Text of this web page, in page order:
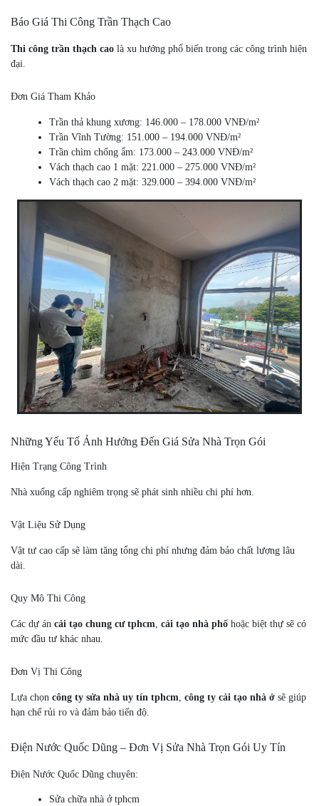
Báo Giá Thi Công Trần Thạch Cao
Thi công trần thạch cao là xu hướng phổ biến trong các công trình hiện
đại.
Đơn Giá Tham Khảo
Trần thả khung xương: 146.000 – 178.000 VNĐ/m²
Trần Vĩnh Tường: 151.000 – 194.000 VNĐ/m²
Trần chìm chống ẩm: 173.000 – 243.000 VNĐ/m²
Vách thạch cao 1 mặt: 221.000 – 275.000 VNĐ/m²
Vách thạch cao 2 mặt: 329.000 – 394.000 VNĐ/m²
Những Yếu Tố Ảnh Hưởng Đến Giá Sửa Nhà Trọn Gói
Hiện Trạng Công Trình
Nhà xuống cấp nghiêm trọng sẽ phát sinh nhiều chi phí hơn.
Vật Liệu Sử Dụng
Vật tư cao cấp sẽ làm tăng tổng chi phí nhưng đảm bảo chất lượng lâu
dài.
Quy Mô Thi Công
Các dự án cải tạo chung cư tphcm, cải tạo nhà phố hoặc biệt thự sẽ có
mức đầu tư khác nhau.
Đơn Vị Thi Công
Lựa chọn công ty sửa nhà uy tín tphcm, công ty cải tạo nhà ở sẽ giúp
hạn chế rủi ro và đảm bảo tiến độ.
Điện Nước Quốc Dũng – Đơn Vị Sửa Nhà Trọn Gói Uy Tín
Điện Nước Quốc Dũng chuyên:
Sửa chữa nhà ở tphcm